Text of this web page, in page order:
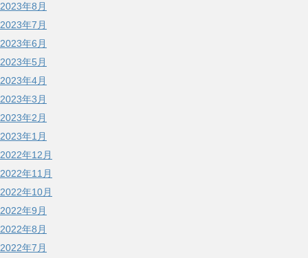
2023年8月
2023年7月
2023年6月
2023年5月
2023年4月
2023年3月
2023年2月
2023年1月
2022年12月
2022年11月
2022年10月
2022年9月
2022年8月
2022年7月